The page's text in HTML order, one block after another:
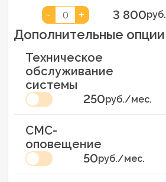
-
0 + 3 800руб.
Дополнительные опции
Техническое
обслуживание
системы
250руб./мес.
СМС-
оповещение
50руб./мес.